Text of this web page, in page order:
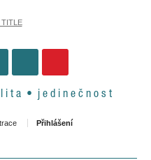
i t a • j e d i n e č n o s t
Přihlášení